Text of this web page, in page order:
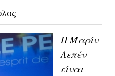
Η Μαρίν
Λεπέν
είναι